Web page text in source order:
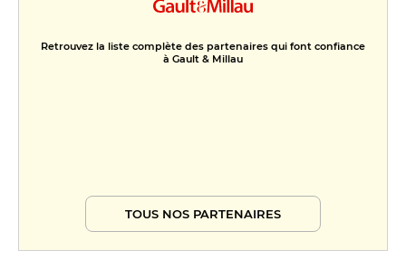
Retrouvez la liste complète des partenaires qui font confiance
à Gault & Millau
TOUS NOS PARTENAIRES